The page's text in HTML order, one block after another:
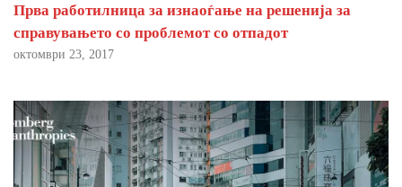
Прва работилница за изнаоѓање на решенија за
справувањето со проблемот со отпадот
октомври 23, 2017